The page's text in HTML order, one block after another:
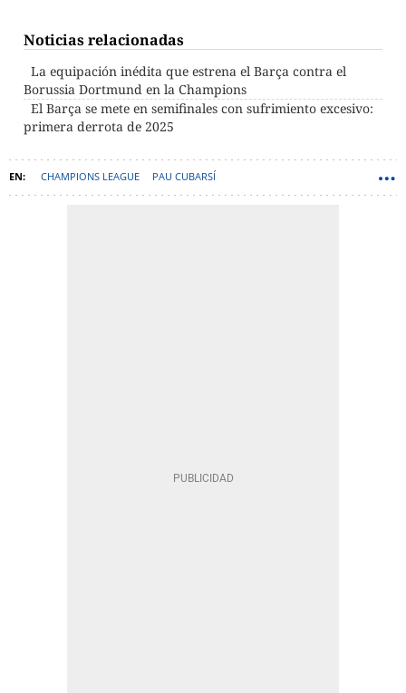
Noticias relacionadas
La equipación inédita que estrena el Barça contra el
Borussia Dortmund en la Champions
El Barça se mete en semifinales con sufrimiento excesivo:
primera derrota de 2025
CHAMPIONS LEAGUE PAU CUBARSÍ